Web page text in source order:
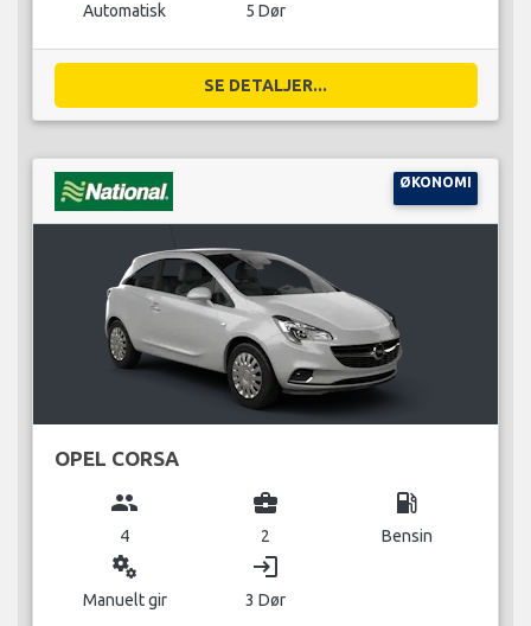
Automatisk 5 Dør
SE DETALJER...
ØKONOMI
OPEL CORSA
group
4
business_center
2
local_gas_station
Bensin
miscellaneous_services
Manuelt gir
login
3 Dør